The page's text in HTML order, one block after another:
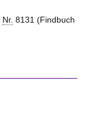
Nr. 8131 (Findbuch